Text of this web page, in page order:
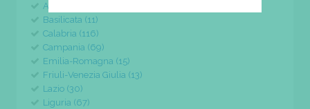
Abruzzo (24)
Basilicata (11)
Calabria (116)
Campania (69)
Emilia-Romagna (15)
Friuli-Venezia Giulia (13)
Lazio (30)
Liguria (67)